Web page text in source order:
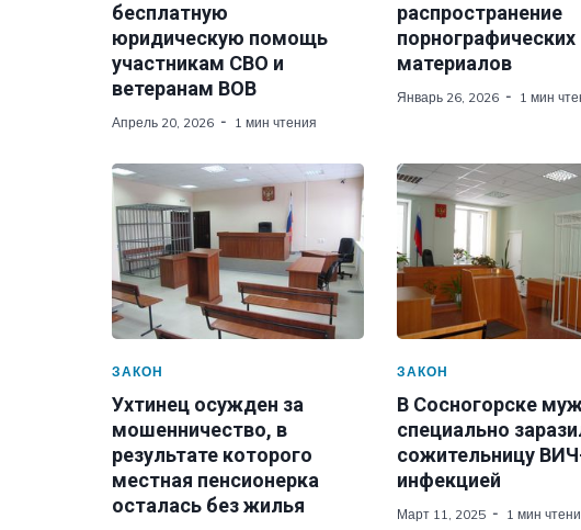
бесплатную
юридическую помощь
участникам СВО и
ветеранам ВОВ
Апрель 20, 2026 1 мин чтения
распространение
порнографических
материалов
Январь 26, 2026 1 мин
ЗАКОН
Ухтинец осужден за
мошенничество, в
результате которого
местная пенсионерка
осталась без жилья
ЗАКОН
В Сосногорске
специально
сожительницу
инфекцией
Март 11, 2025 1 мин